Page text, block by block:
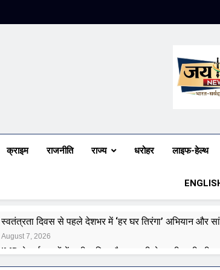
Jai
क्राइम राजनीति राज्य धरोहर लाइफ-हेल्थ
स्वतंत्रता दिवस से पहले देशभर में ‘हर घर तिरंगा’ अभियान और
August 7, 2026
IMD ने कई राज्यों में भारी बारिश और बाढ़ की चेतावनी जारी की,
August 7, 2026